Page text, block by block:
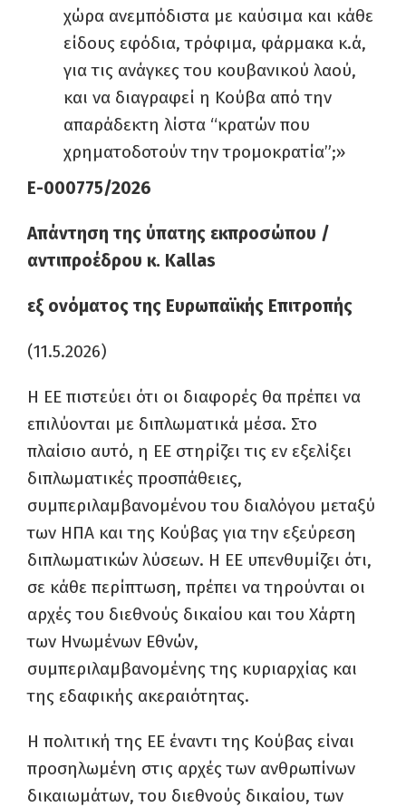
χώρα ανεμπόδιστα με καύσιμα και κάθε
είδους εφόδια, τρόφιμα, φάρμακα κ.ά,
για τις ανάγκες του κουβανικού λαού,
και να διαγραφεί η Κούβα από την
απαράδεκτη λίστα “κρατών που
χρηματοδοτούν την τρομοκρατία”;»
E-000775/2026
Απάντηση της ύπατης εκπροσώπου /
αντιπροέδρου κ. Kallas
εξ ονόματος της Ευρωπαϊκής Επιτροπής
(11.5.2026)
Η ΕΕ πιστεύει ότι οι διαφορές θα πρέπει να
επιλύονται με διπλωματικά μέσα. Στο
πλαίσιο αυτό, η ΕΕ στηρίζει τις εν εξελίξει
διπλωματικές προσπάθειες,
συμπεριλαμβανομένου του διαλόγου μεταξύ
των ΗΠΑ και της Κούβας για την εξεύρεση
διπλωματικών λύσεων. Η ΕΕ υπενθυμίζει ότι,
σε κάθε περίπτωση, πρέπει να τηρούνται οι
αρχές του διεθνούς δικαίου και του Χάρτη
των Ηνωμένων Εθνών,
συμπεριλαμβανομένης της κυριαρχίας και
της εδαφικής ακεραιότητας.
Η πολιτική της ΕΕ έναντι της Κούβας είναι
προσηλωμένη στις αρχές των ανθρωπίνων
δικαιωμάτων, του διεθνούς δικαίου, των